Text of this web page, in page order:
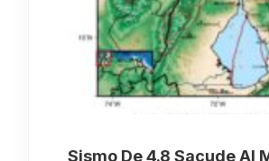
Sismo De 4.8 Sacude Al